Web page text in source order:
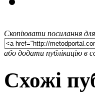
Скопіювати посилання
або додати публікацію в
Схожі